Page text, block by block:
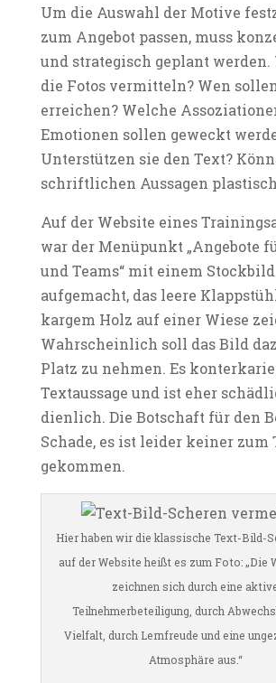
Um die Auswahl der Motive
zum Angebot passen, muss
und strategisch geplant werden.
die Fotos vermitteln? Wen
erreichen? Welche
Emotionen sollen geweckt
Unterstützen sie den Text?
schriftlichen Aussagen
Auf der Website eines
war der Menüpunkt „Angebote
und Teams“ mit einem Stockbild
aufgemacht, das leere
kargem Holz auf einer Wiese
Wahrscheinlich soll das Bild
Platz zu nehmen. Es
Textaussage und ist eher
dienlich. Die Botschaft für den
Schade, es ist leider keiner zum
gekommen.
Hier haben wir die klassische Text-Bild-
auf der Website heißt es zum Foto: „Die
zeichnen sich durch eine
Teilnehmerbeteiligung, durch
Vielfalt, durch Lernfreude und eine
Atmosphäre aus.“